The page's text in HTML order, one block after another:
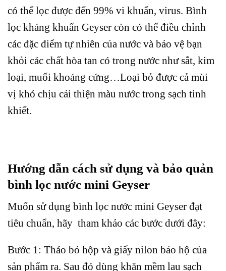
có thể lọc được đến 99% vi khuẩn, virus. Bình
lọc kháng khuẩn Geyser còn có thể điều chỉnh
các đặc điểm tự nhiên của nước và bảo vệ bạn
khỏi các chất hòa tan có trong nước như sắt, kim
loại, muối khoáng cứng…Loại bỏ được cả mùi
vị khó chịu cải thiện màu nước trong sạch tinh
khiết.
Hướng dẫn cách sử dụng và bảo quản
bình lọc nước mini Geyser
Muốn sử dụng bình lọc nước mini Geyser đạt
tiêu chuẩn, hãy tham khảo các bước dưới đây:
Bước 1: Tháo bỏ hộp và giấy nilon bảo hộ của
sản phẩm ra. Sau đó dùng khăn mềm lau sạch